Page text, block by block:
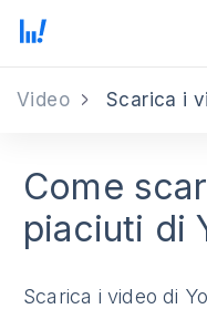
Video Scarica i
Come
piaciuti di
Scarica i video di